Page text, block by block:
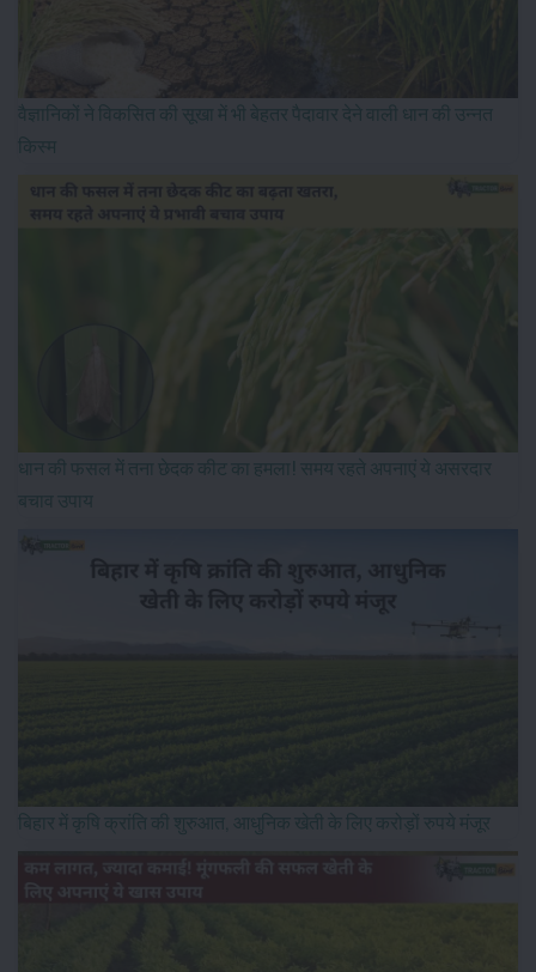
वैज्ञानिकों ने विकसित की सूखा में भी बेहतर पैदावार देने वाली धान की उन्नत
किस्म
धान की फसल में तना छेदक कीट का हमला! समय रहते अपनाएं ये असरदार
बचाव उपाय
बिहार में कृषि क्रांति की शुरुआत, आधुनिक खेती के लिए करोड़ों रुपये मंजूर